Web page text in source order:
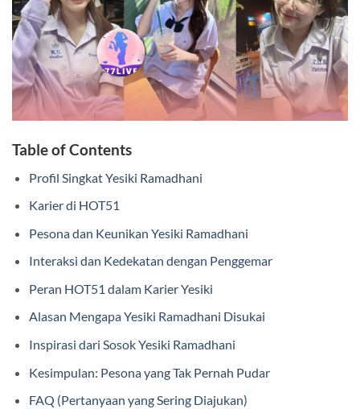
Table of Contents
Profil Singkat Yesiki Ramadhani
Karier di HOT51
Pesona dan Keunikan Yesiki Ramadhani
Interaksi dan Kedekatan dengan Penggemar
Peran HOT51 dalam Karier Yesiki
Alasan Mengapa Yesiki Ramadhani Disukai
Inspirasi dari Sosok Yesiki Ramadhani
Kesimpulan: Pesona yang Tak Pernah Pudar
FAQ (Pertanyaan yang Sering Diajukan)